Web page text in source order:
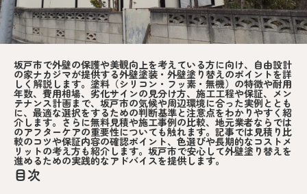
坂戸市で外壁の保護や美観向上を考えている方に向け、自由設計
の家ナカジマが提供する外壁塗装・外壁塗り替えのポイントを詳
しく解説します。塗料（シリコン・フッ素・無機）の特徴や耐用
年数、費用相場、劣化サインの見分け方、施工工程や保証、メン
テナンス計画まで、坂戸市の気候や周辺環境に合った実例ととも
に、最適な選択をするための判断基準と注意点をわかりやすく紹
介します。さらに無料見積や施工事例の比較、地元業者ならでは
のアフターケアの重要性についても触れます。記事では見積り比
較のコツや保証内容の確認ポイント、色選びや長期的なコストメ
リットの考え方も紹介します。坂戸市で安心して外壁塗り替えを
進めるための実践的なアドバイスを提供します。
目次